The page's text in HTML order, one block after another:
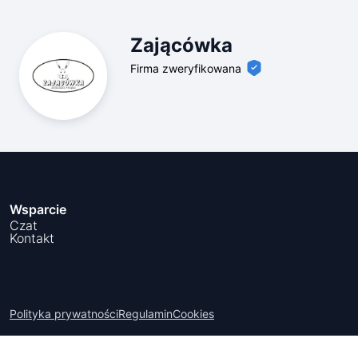
Zającówka
Firma zweryfikowana
Wsparcie
Czat
Kontakt
Polityka prywatnościRegulaminCookies